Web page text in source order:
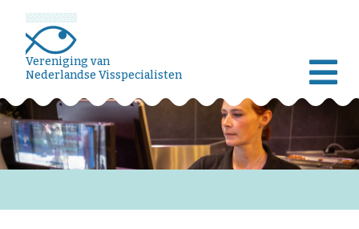
Vereniging van
Nederlandse Visspecialisten